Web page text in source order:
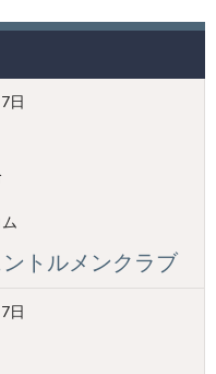
日
ントルメンクラブ
日